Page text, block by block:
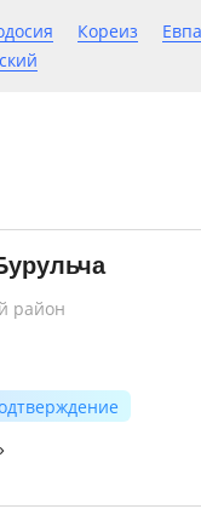
Кореиз
район